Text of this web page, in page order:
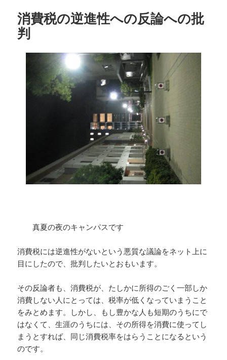
消費税の逆進性への反論への批
判
真夏の夜のキャンパスです
消費税には逆進性がないという悪質な議論をネット上に
目にしたので、批判したいとおもいます。
その反論者も、消費税が、たしかに所得のごく一部しか
消費しない人にとっては、税率が低くなっていまうこと
をみとめます。しかし、もし豊かな人も短期のうちにで
はなくて、生涯のうちには、その所得を消費に使ってし
まうとすれば、同じ消費税率をはらうことになるという
のです。